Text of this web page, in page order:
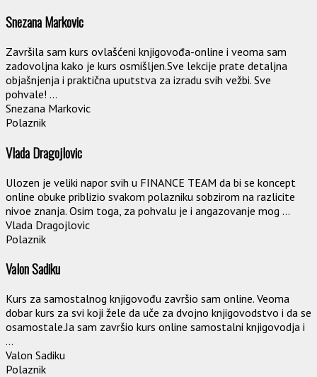
Snezana Markovic
Završila sam kurs ovlašćeni knjigovođa-online i veoma sam
zadovoljna kako je kurs osmišljen.Sve lekcije prate detaljna
objašnjenja i praktična uputstva za izradu svih vežbi. Sve
pohvale! ...
Snezana Markovic
Polaznik
Vlada Dragojlovic
Ulozen je veliki napor svih u FINANCE TEAM da bi se koncept
online obuke priblizio svakom polazniku sobzirom na razlicite
nivoe znanja. Osim toga, za pohvalu je i angazovanje mog ...
Vlada Dragojlovic
Polaznik
Valon Sadiku
Kurs za samostalnog knjigovođu završio sam online. Veoma
dobar kurs za svi koji žele da uče za dvojno knjigovodstvo i da se
osamostale.Ja sam završio kurs online samostalni knjigovodja i
...
Valon Sadiku
Polaznik